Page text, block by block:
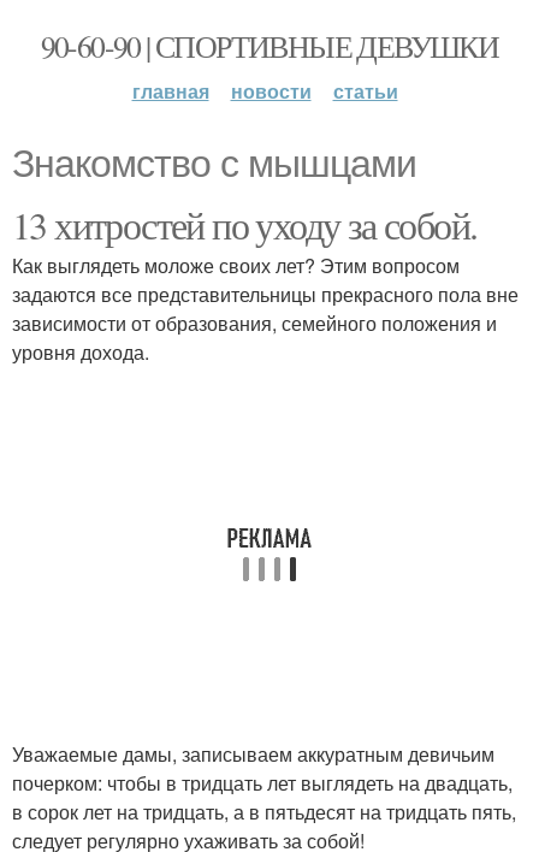
90-60-90 | СПОРТИВНЫЕ ДЕВУШКИ
главная новости статьи
Знакомство с мышцами
13 хитростей по уходу за собой.
Как выглядеть моложе своих лет? Этим вопросом
задаются все представительницы прекрасного пола вне
зависимости от образования, семейного положения и
уровня дохода.
Уважаемые дамы, записываем аккуратным девичьим
почерком: чтобы в тридцать лет выглядеть на двадцать,
в сорок лет на тридцать, а в пятьдесят на тридцать пять,
следует регулярно ухаживать за собой!